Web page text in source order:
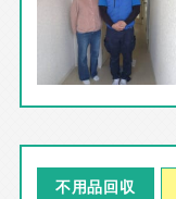
不用品回収